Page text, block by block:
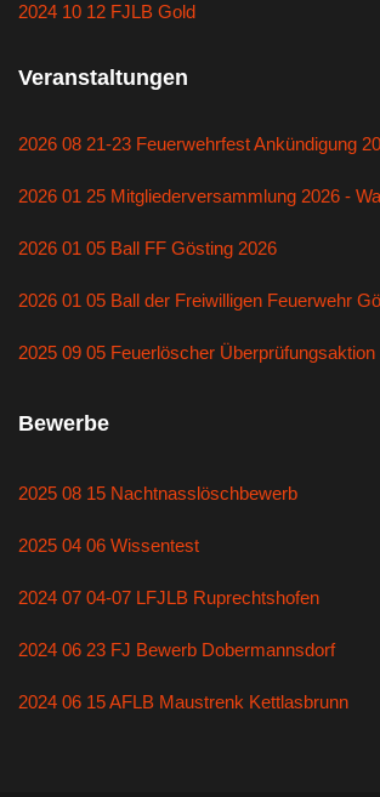
2024 10 12 FJLB Gold
Veranstaltungen
2026 08 21-23 Feuerwehrfest Ankündigung
2026 01 25 Mitgliederversammlung 2026 -
2026 01 05 Ball FF Gösting 2026
2026 01 05 Ball der Freiwilligen Feuerwehr
2025 09 05 Feuerlöscher Überprüfungsaktion
Bewerbe
2025 08 15 Nachtnasslöschbewerb
2025 04 06 Wissentest
2024 07 04-07 LFJLB Ruprechtshofen
2024 06 23 FJ Bewerb Dobermannsdorf
2024 06 15 AFLB Maustrenk Kettlasbrunn